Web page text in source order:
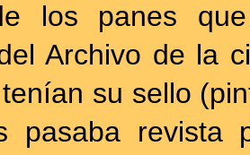
los panes
Archivo de la
su sello
pasaba